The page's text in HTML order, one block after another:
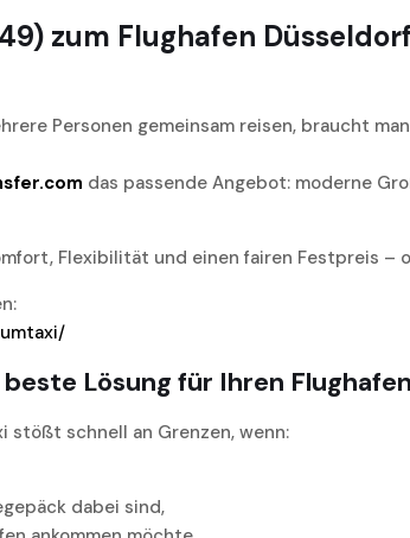
zum Flughafen
Personen gemeinsam reisen, braucht
das passende Angebot: moderne
Flexibilität und einen fairen Festpreis –
Lösung für Ihren
stößt schnell an Grenzen, wenn:
dabei sind,